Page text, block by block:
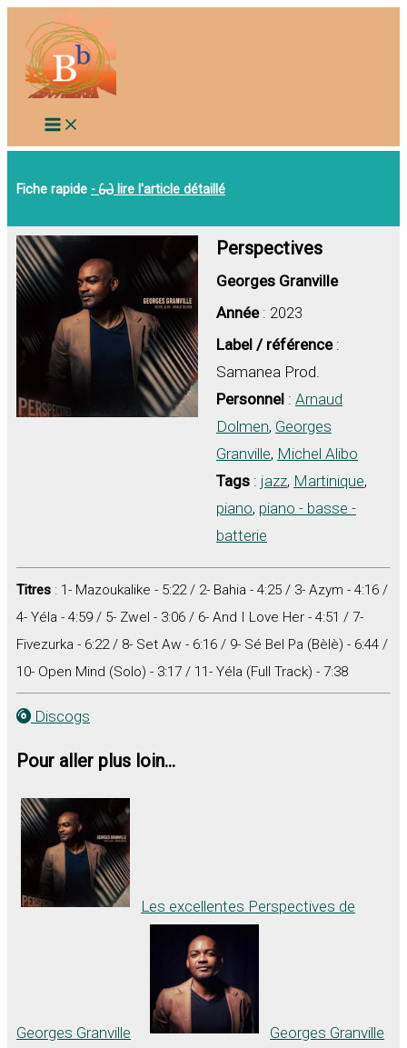
contenu
Fiche rapide - lire l'article détaillé
Perspectives
Georges Granville
Année: 2023
Label / référence:
Samanea Prod.
Personnel : Arnaud
Dolmen, Georges
Granville, Michel Alibo
Tags : jazz, Martinique,
piano, piano - basse -
batterie
Titres : 1- Mazoukalike - 5:22 / 2- Bahia - 4:25 / 3- Azym - 4:16 /
4- Yéla - 4:59 / 5- Zwel - 3:06 / 6- And I Love Her - 4:51 / 7-
Fivezurka - 6:22 / 8- Set Aw - 6:16 / 9- Sé Bel Pa (Bèlè) - 6:44 /
10- Open Mind (Solo) - 3:17 / 11- Yéla (Full Track) - 7:38
Discogs
Pour aller plus loin...
Les excellentes Perspectives de
Georges Granville
Georges Granville